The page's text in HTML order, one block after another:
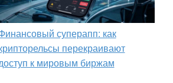
суперапп: как
перекраивают
к мировым биржам